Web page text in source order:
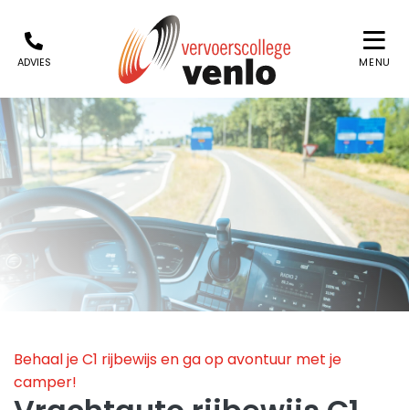
ADVIES MENU
Behaal je C1 rijbewijs en ga op avontuur met je
camper!